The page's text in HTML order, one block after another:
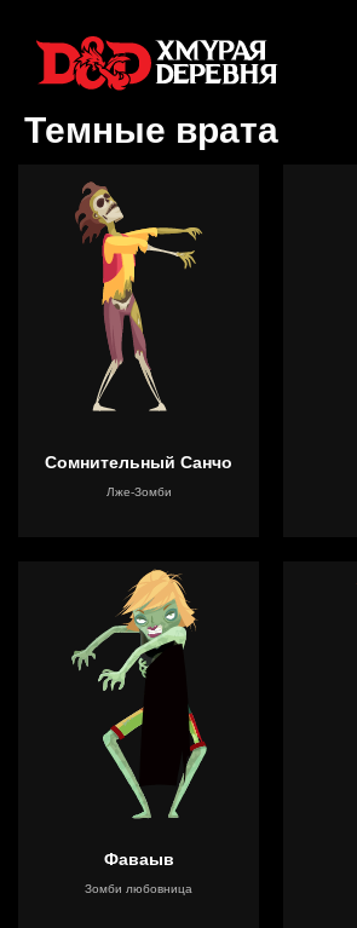
Темные врата
Сомнительный Санчо
Лже-Зомби
Фаваыв
Зомби любовница